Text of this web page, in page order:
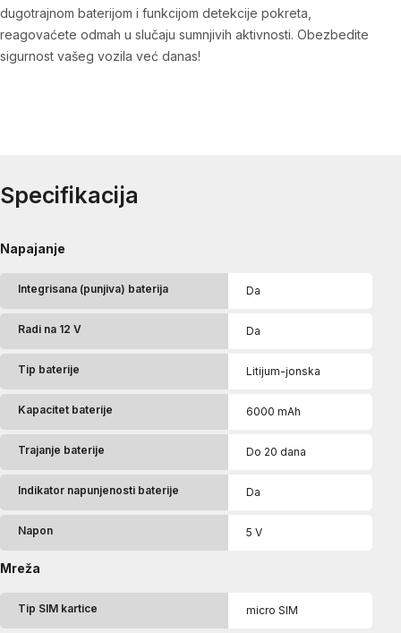
dugotrajnom baterijom i funkcijom detekcije pokreta,
reagovaćete odmah u slučaju sumnjivih aktivnosti. Obezbedite
sigurnost vašeg vozila već danas!
Specifikacija
Napajanje
Integrisana (punjiva) baterija Da
Radi na 12 V Da
Tip baterije Litijum-jonska
Kapacitet baterije 6000 mAh
Trajanje baterije Do 20 dana
Indikator napunjenosti baterije Da
Napon 5 V
Mreža
Tip SIM kartice micro SIM